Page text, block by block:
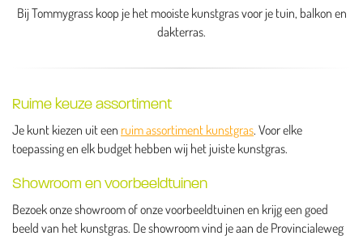
Bij Tommygrass koop je het mooiste kunstgras voor je tuin, balkon en
dakterras.
Ruime keuze assortiment
Je kunt kiezen uit een ruim assortiment kunstgras. Voor elke
toepassing en elk budget hebben wij het juiste kunstgras.
Showroom en voorbeeldtuinen
Bezoek onze showroom of onze voorbeeldtuinen en krijg een goed
beeld van het kunstgras. De showroom vind je aan de Provincialeweg